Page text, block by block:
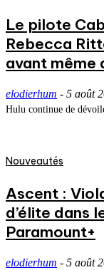
Le pilote
Rebecca
avant même
elodierhum - 5 août
Hulu continue de
Nouveautés
Ascent :
d’élite dans
Paramount+
elodierhum - 5 août